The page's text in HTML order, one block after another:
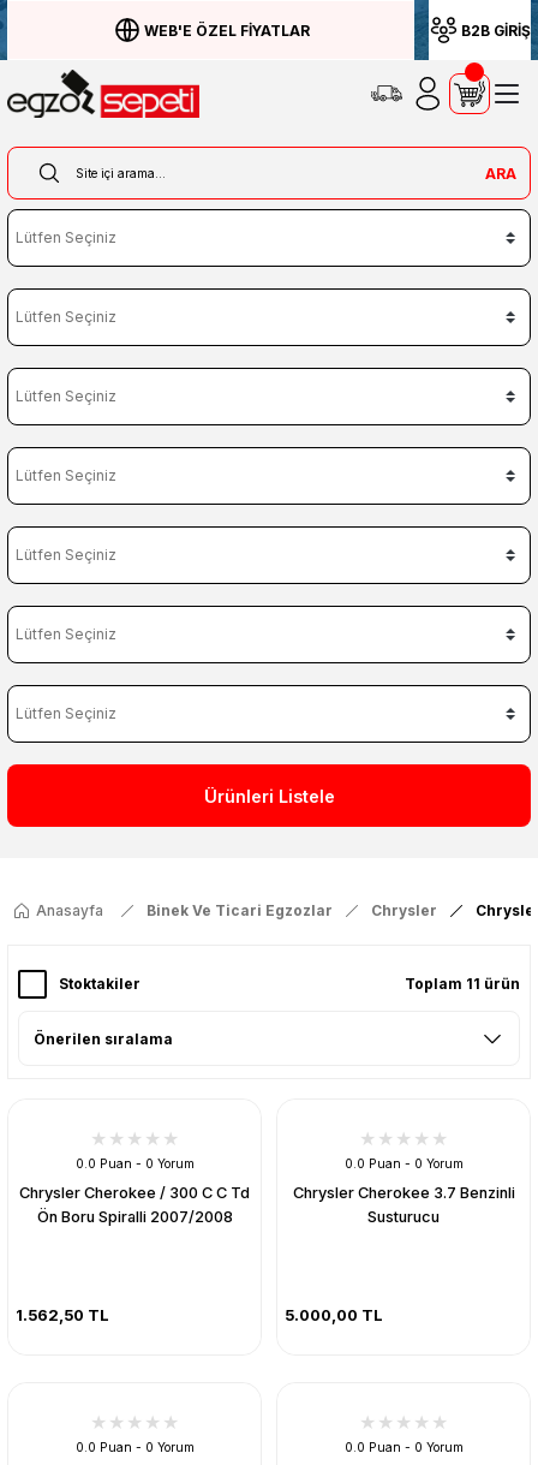
WEB'E ÖZEL FİYATLAR B2B GİRİŞ
ARA
Ürünleri Listele
Anasayfa Binek Ve Ticari Egzozlar Chrysler
Stoktakiler Toplam 11 ürün
0.0 Puan - 0 Yorum
Chrysler Cherokee / 300 C C Td
Ön Boru Spiralli 2007/2008
1.562,50 TL
0.0 Puan - 0 Yorum
Chrysler Cherokee 3.7 Benzinli
Susturucu
5.000,00 TL
0.0 Puan - 0 Yorum 0.0 Puan - 0 Yorum